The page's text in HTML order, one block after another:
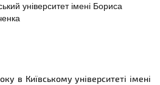
університет імені Бориса
в Київському університеті імені